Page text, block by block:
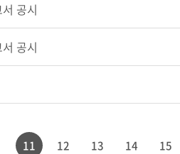
공시
공시
11 12 13 14 15